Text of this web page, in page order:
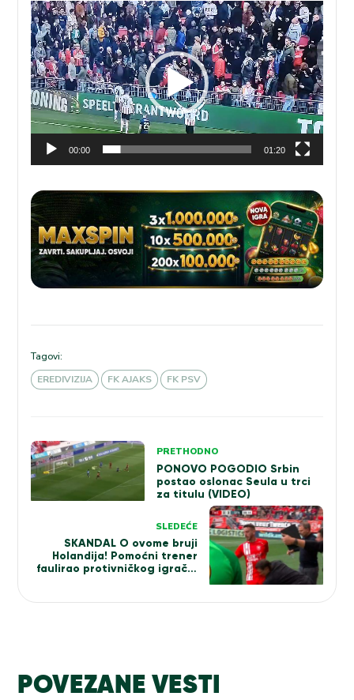
Pregledač
video
zapisa
00:00 01:20
Tagovi:
EREDIVIZIJA
FK AJAKS FK PSV
Kretanje
članka
PRETHODNO
PONOVO POGODIO Srbin
postao oslonac Seula u trci
za titulu (VIDEO)
SLEDEĆE
SKANDAL O ovome bruji
Holandija! Pomoćni trener
faulirao protivničkog igrača!
POVEZANE VESTI